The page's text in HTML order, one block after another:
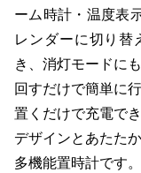
ーム時計・温度表
レンダーに切り替
き、消灯モードに
回すだけで簡単に
置くだけで充電で
デザインとあたた
多機能置時計です。